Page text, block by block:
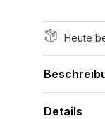
Heute
Details